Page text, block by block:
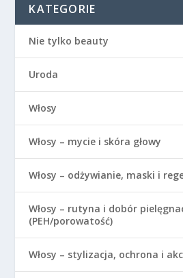
KATEGORIE
Nie tylko beauty
Uroda
Włosy
Włosy – mycie i skóra głowy
Włosy – odżywianie, maski i
Włosy – rutyna i dobór
(PEH/porowatość)
Włosy – stylizacja, ochrona i